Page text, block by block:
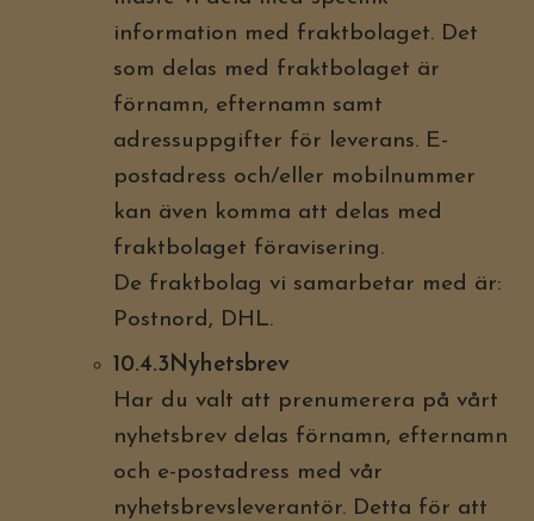
information med fraktbolaget. Det
som delas med fraktbolaget är
förnamn, efternamn samt
adressuppgifter för leverans. E-
postadress och/eller mobilnummer
kan även komma att delas med
fraktbolaget föravisering.
De fraktbolag vi samarbetar med är:
Postnord, DHL.
10.4.3Nyhetsbrev
Har du valt att prenumerera på vårt
nyhetsbrev delas förnamn, efternamn
och e-postadress med vår
nyhetsbrevsleverantör. Detta för att